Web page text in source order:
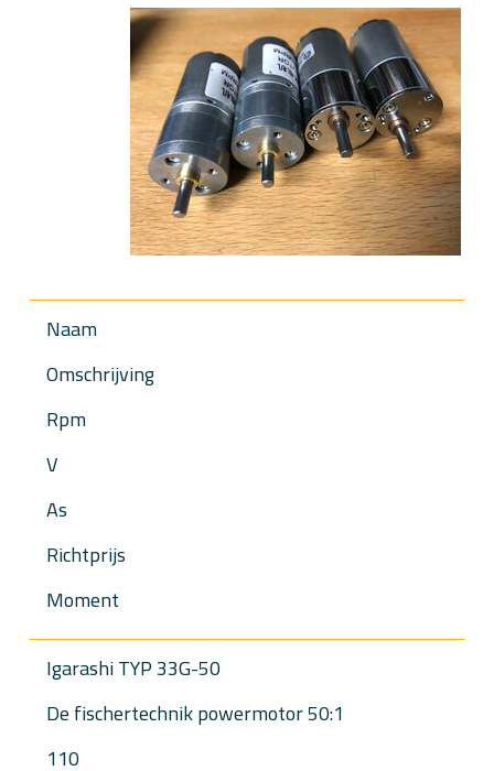
Naam
Omschrijving
Rpm
V
As
Richtprijs
Moment
Igarashi TYP 33G-50
De fischertechnik powermotor 50:1
110